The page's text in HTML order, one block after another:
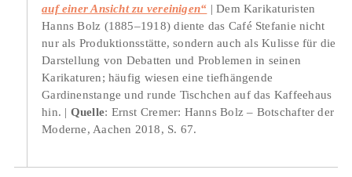
auf einer Ansicht zu vereinigen“
Dem Karikaturisten
Hanns Bolz (1885–1918) diente das Café Stefanie nicht
nur als Produktionsstätte, sondern auch als Kulisse für die
Darstellung von Debatten und Problemen in seinen
Karikaturen; häufig wiesen eine tiefhängende
Gardinenstange und runde Tischchen auf das Kaffeehaus
hin.
Quelle: Ernst Cremer: Hanns Bolz – Botschafter der
Moderne, Aachen 2018, S. 67.